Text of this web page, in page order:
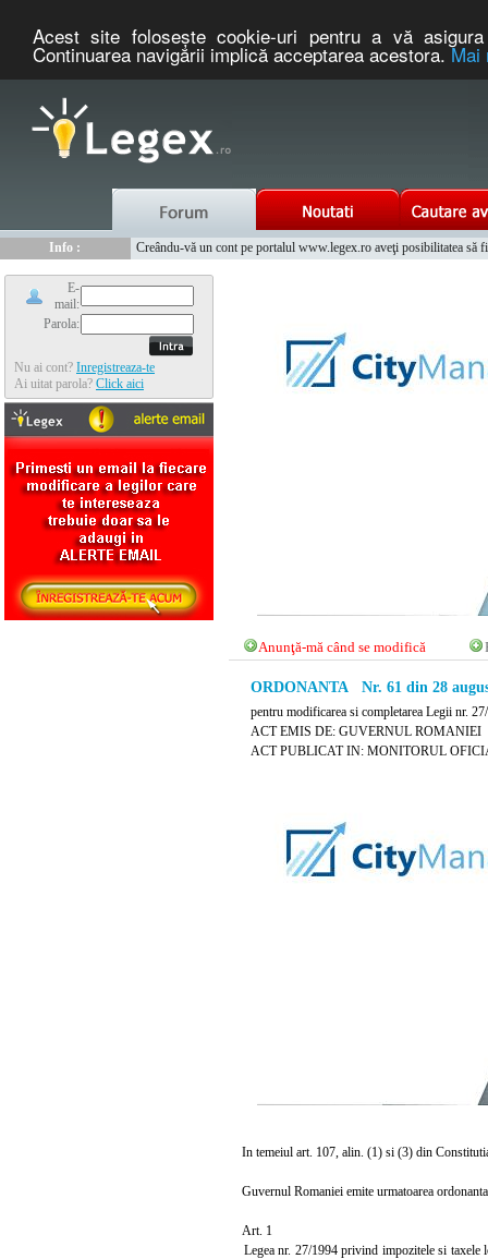
Acest site foloseşte cookie-uri pentru a vă
Continuarea navigării implică acceptarea acestora.Mai
Info :
Creându-vă un cont pe portalul www.legex.ro aveţi posibilitatea
Info :
www.tntauto.ro - Managementul Integrat al Parcului Auto
E-
mail:
Parola:
Nu ai cont? Inregistreaza-te
Ai uitat parola? Click aici
Anunţă-mă când se modifică
ORDONANTA Nr. 61 din 28
pentru modificarea si completarea Legii nr.
ACT EMIS DE: GUVERNUL ROMANIEI
ACT PUBLICAT IN: MONITORUL
In temeiul art. 107, alin. (1) si (3) din
Guvernul Romaniei emite urmatoarea
Art. 1
Legea nr. 27/1994 privind impozitele si taxele